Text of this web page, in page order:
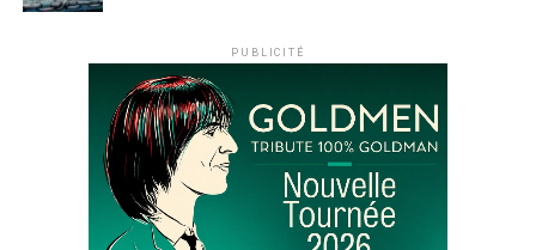
PUBLICITÉ